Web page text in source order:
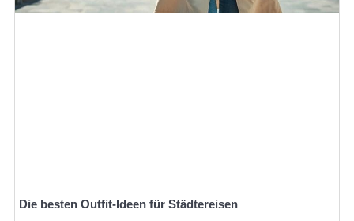
Die besten Outfit-Ideen für Städtereisen